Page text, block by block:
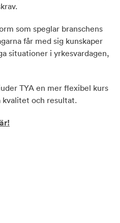
som speglar branschens
får med sig kunskaper
situationer i yrkesvardagen,
TYA en mer flexibel kurs
kvalitet och resultat.